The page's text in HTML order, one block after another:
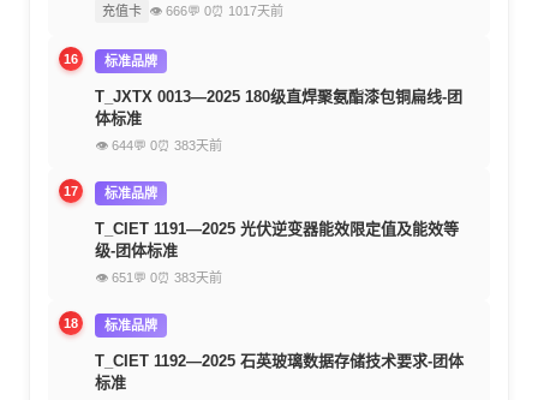
充值卡 👁 666💬 0⏰ 1017天前
16 标准品牌
T_JXTX 0013—2025 180级直焊聚氨酯漆包铜扁线-团
体标准
👁 644💬 0⏰ 383天前
17 标准品牌
T_CIET 1191—2025 光伏逆变器能效限定值及能效等
级-团体标准
👁 651 💬 0⏰ 383天前
18 标准品牌
T_CIET 1192—2025 石英玻璃数据存储技术要求-团体
标准